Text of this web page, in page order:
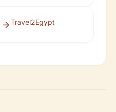
Travel2Egypt